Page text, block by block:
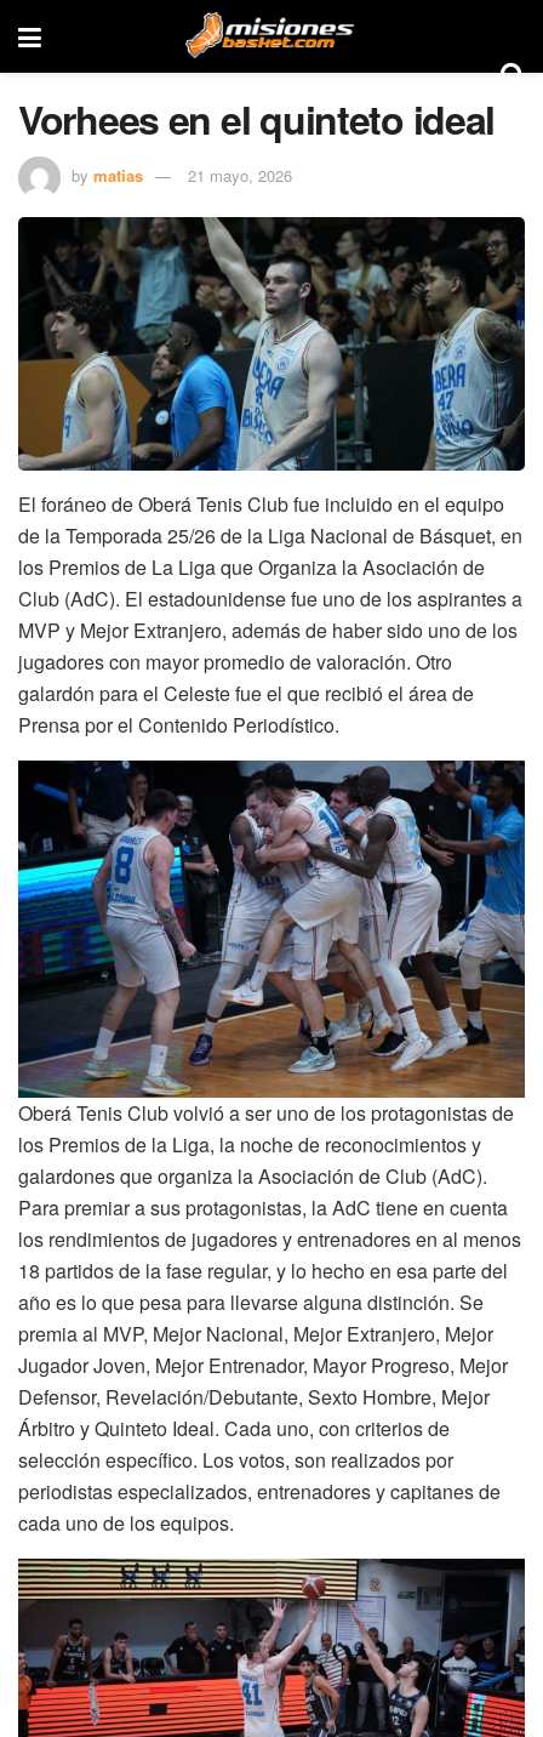
Vorhees en el quinteto ideal
by matias 21 mayo, 2026
El foráneo de Oberá Tenis Club fue incluido en el equipo
de la Temporada 25/26 de la Liga Nacional de Básquet, en
los Premios de La Liga que Organiza la Asociación de
Club (AdC). El estadounidense fue uno de los aspirantes a
MVP y Mejor Extranjero, además de haber sido uno de los
jugadores con mayor promedio de valoración. Otro
galardón para el Celeste fue el que recibió el área de
Prensa por el Contenido Periodístico.
Oberá Tenis Club volvió a ser uno de los protagonistas de
los Premios de la Liga, la noche de reconocimientos y
galardones que organiza la Asociación de Club (AdC).
Para premiar a sus protagonistas, la AdC tiene en cuenta
los rendimientos de jugadores y entrenadores en al menos
18 partidos de la fase regular, y lo hecho en esa parte del
año es lo que pesa para llevarse alguna distinción. Se
premia al MVP, Mejor Nacional, Mejor Extranjero, Mejor
Jugador Joven, Mejor Entrenador, Mayor Progreso, Mejor
Defensor, Revelación/Debutante, Sexto Hombre, Mejor
Árbitro y Quinteto Ideal. Cada uno, con criterios de
selección específico. Los votos, son realizados por
periodistas especializados, entrenadores y capitanes de
cada uno de los equipos.